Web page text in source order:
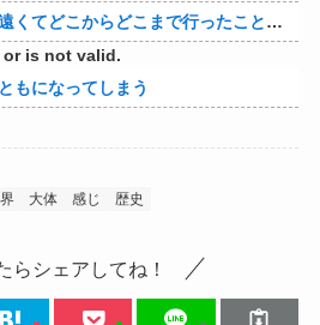
てどこからどこまで行ったことある？
or is not valid.
もになってしまう
大体 感じ 歴史
らシェアしてね！